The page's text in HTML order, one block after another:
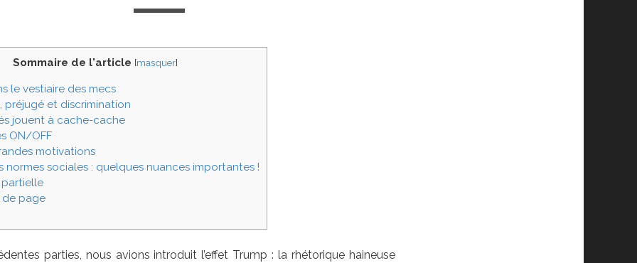
Sommaire de l'article [masquer]
le vestiaire des mecs
préjugé et discrimination
jouent à cache-cache
ON/OFF
motivations
normes sociales : quelques nuances importantes !
de page
parties, nous avions introduit l’effet Trump : la rhétorique haineuse